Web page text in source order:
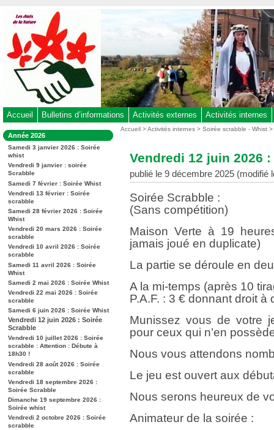
au
contenu
-
Aller
au
menu
-
à
la
recherche
Accueil Bulletins d’informations Activités externes Activités internes
Dans
la
rubrique
:
Année 2026
Samedi 3 janvier 2026 : Soirée
whist
Vendredi 9 janvier : soirée
Scrabble
Samedi 7 février : Soirée Whist
Vendredi 13 février : Soirée
scrabble
Samedi 28 février 2026 : Soirée
Whist
Vendredi 20 mars 2026 : Soirée
scrabble
Vendredi 10 avril 2026 : Soirée
scrabble
Samedi 11 avril 2026 : Soirée
Whist
Samedi 2 mai 2026 : Soirée Whist
Vendredi 22 mai 2026 : Soirée
scrabble
Samedi 6 juin 2026 : Soirée Whist
Vendredi 12 juin 2026 : Soirée
Scrabble
Vendredi 10 juillet 2026 : Soirée
scrabble : Attention : Débute à
18h30 !
Vendredi 28 août 2026 : Soirée
scrabble
Vendredi 18 septembre 2026 :
Soirée Scrabble
Dimanche 19 septembre 2026 :
Soirée whist
Vendredi 2 octobre 2026 : Soirée
scrabble
Vous
Accueil >Activités internes >Soirée scrabble - Whist >
Vendredi 12 juin 2026
publié le 9 décembre 2025 (modifié
Soirée Scrabble :
(Sans compétition)
Maison Verte à 19
jamais joué en duplicate)
La partie se déroule en
A la mi-temps (après 10
P.A.F. : 3 € donnant droit
Munissez vous de votre
pour ceux qui n’en
Nous vous attendons
Le jeu est ouvert aux
Nous serons heureux de
Animateur de la soirée :